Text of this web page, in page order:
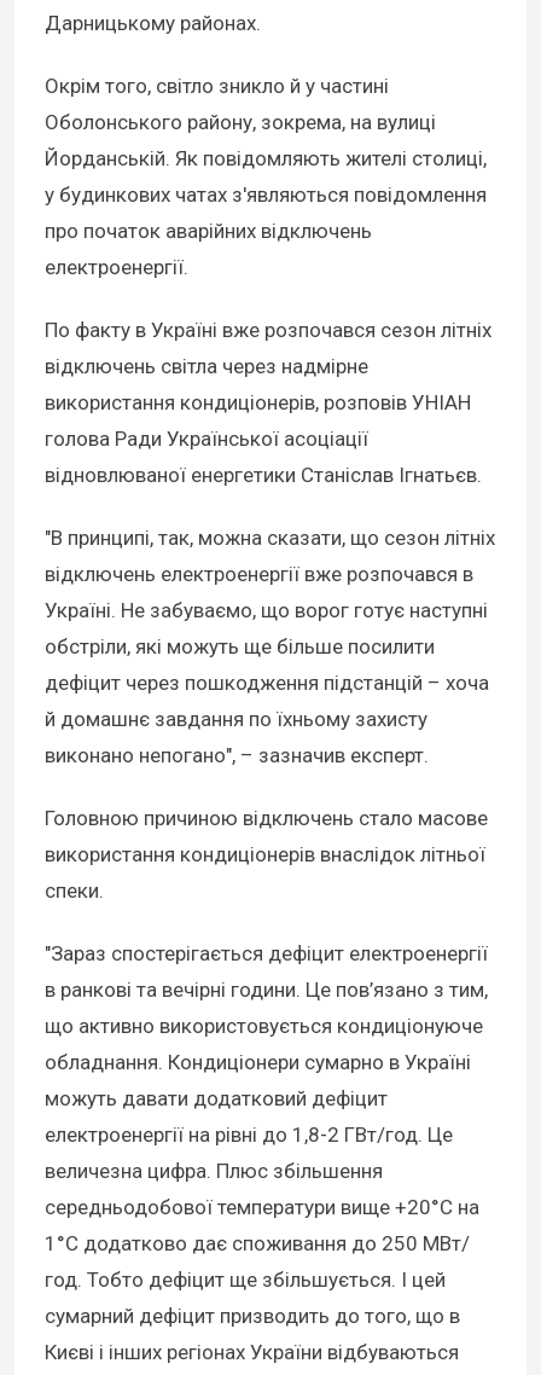
Дарницькому районах.
Окрім того, світло зникло й у частині
Оболонського району, зокрема, на вулиці
Йорданській. Як повідомляють жителі столиці,
у будинкових чатах з'являються повідомлення
про початок аварійних відключень
електроенергії.
По факту в Україні вже розпочався сезон літніх
відключень світла через надмірне
використання кондиціонерів, розповів УНІАН
голова Ради Української асоціації
відновлюваної енергетики Станіслав Ігнатьєв.
"В принципі, так, можна сказати, що сезон літніх
відключень електроенергії вже розпочався в
Україні. Не забуваємо, що ворог готує наступні
обстріли, які можуть ще більше посилити
дефіцит через пошкодження підстанцій – хоча
й домашнє завдання по їхньому захисту
виконано непогано", – зазначив експерт.
Головною причиною відключень стало масове
використання кондиціонерів внаслідок літньої
спеки.
"Зараз спостерігається дефіцит електроенергії
в ранкові та вечірні години. Це пов’язано з тим,
що активно використовується кондиціонуюче
обладнання. Кондиціонери сумарно в Україні
можуть давати додатковий дефіцит
електроенергії на рівні до 1,8-2 ГВт/год. Це
величезна цифра. Плюс збільшення
середньодобової температури вище +20°C на
1°C додатково дає споживання до 250 МВт/
год. Тобто дефіцит ще збільшується. І цей
сумарний дефіцит призводить до того, що в
Києві і інших регіонах України відбуваються